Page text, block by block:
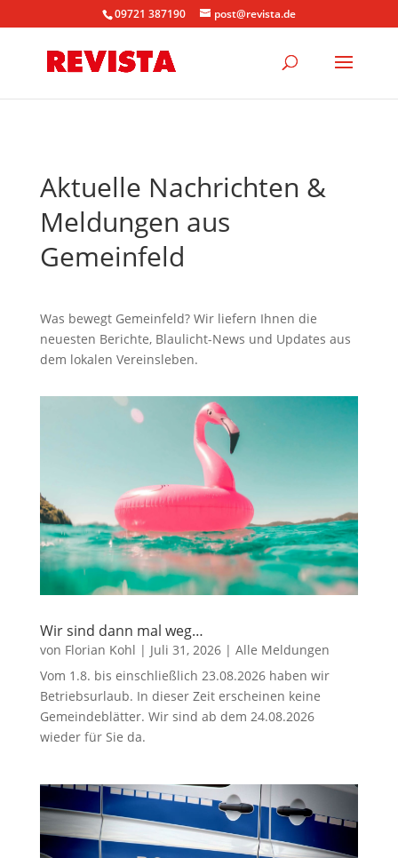
09721 387190 post@revista.de
Aktuelle Nachrichten &
Meldungen aus
Gemeinfeld
Was bewegt Gemeinfeld? Wir liefern Ihnen die
neuesten Berichte, Blaulicht-News und Updates aus
dem lokalen Vereinsleben.
Wir sind dann mal weg…
von Florian Kohl | Juli 31, 2026| Alle Meldungen
Vom 1.8. bis einschließlich 23.08.2026 haben wir
Betriebsurlaub. In dieser Zeit erscheinen keine
Gemeindeblätter. Wir sind ab dem 24.08.2026
wieder für Sie da.